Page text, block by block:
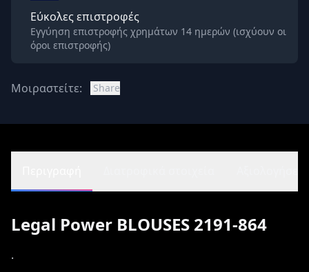
Εύκολες επιστροφές
Εγγύηση επιστροφής χρημάτων 14 ημερών (ισχύουν οι
όροι επιστροφής)
Μοιραστείτε: Share
Legal Power BLOUSES 2191-864
.